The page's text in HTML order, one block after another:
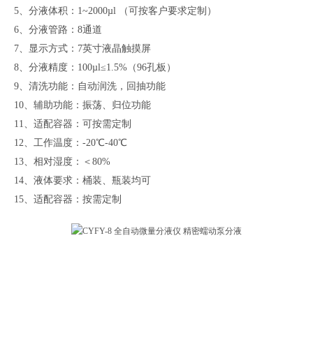
5、 分液体积： 1~2000µl （可按客户要求定制）
6、 分液管路： 8通道
7、 显示方式： 7英寸液晶触摸屏
8、 分液精度： 100µl≤1.5%（96孔板）
9、 清洗功能：自动润洗，回抽功能
10、 辅助功能：振荡、归位功能
11、 适配容器：可按需定制
12、 工作温度： -20℃-40℃
13、 相对湿度：＜ 80%
14、 液体要求 ： 桶装、瓶装均可
15、 适配容器 ： 按需定制